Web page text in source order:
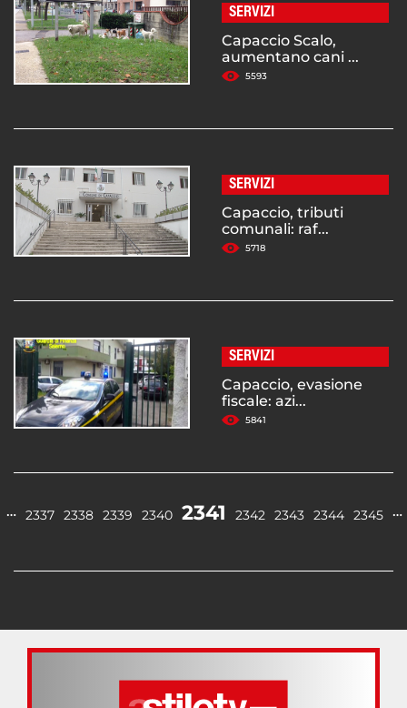
SERVIZI
Capaccio Scalo,
aumentano cani ...
5593
SERVIZI
Capaccio, tributi
comunali: raf...
5718
SERVIZI
Capaccio, evasione
fiscale: azi...
5841
… 2337 2338 2339 2340 2341 2342 2343 2344 2345 …